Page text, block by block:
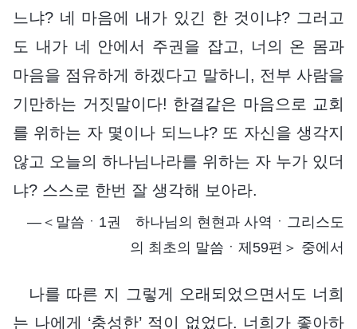
느냐? 네 마음에 내가 있긴 한 것이냐? 그러고
도 내가 네 안에서 주권을 잡고, 너의 온 몸과
마음을 점유하게 하겠다고 말하니, 전부 사람을
기만하는 거짓말이다! 한결같은 마음으로 교회
를 위하는 자 몇이나 되느냐? 또 자신을 생각지
않고 오늘의 하나님나라를 위하는 자 누가 있더
냐? 스스로 한번 잘 생각해 보아라.
―＜말씀ㆍ1권 하나님의 현현과 사역ㆍ그리스도
의 최초의 말씀ㆍ제59편＞ 중에서
나를 따른 지 그렇게 오래되었으면서도 너희
는 나에게 ‘충성한’ 적이 없었다. 너희가 좋아하